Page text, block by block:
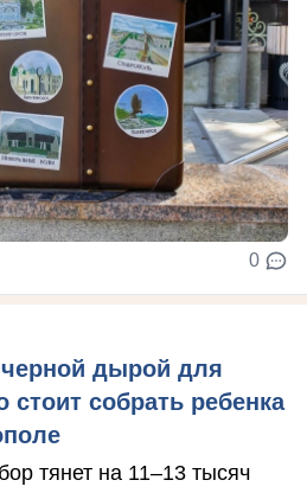
0
дырой для
собрать ребенка
тянет на 11–13 тысяч